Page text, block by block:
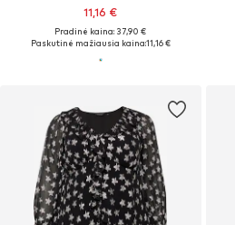
11,16 €
Pradinė kaina: 37,90 €
Paskutinė mažiausia kaina:11,16 €